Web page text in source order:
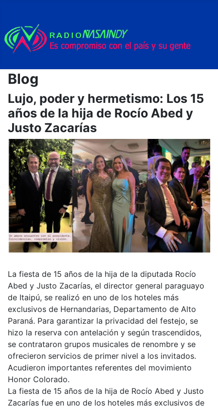
Blog
Lujo, poder y hermetismo: Los 15
años de la hija de Rocío Abed y
Justo Zacarías
La fiesta de 15 años de la hija de la diputada Rocío
Abed y Justo Zacarías, el director general paraguayo
de Itaipú, se realizó en uno de los hoteles más
exclusivos de Hernandarias, Departamento de Alto
Paraná. Para garantizar la privacidad del festejo, se
hizo la reserva con antelación y según trascendidos,
se contrataron grupos musicales de renombre y se
ofrecieron servicios de primer nivel a los invitados.
Acudieron importantes referentes del movimiento
Honor Colorado.
La fiesta de 15 años de la hija de Rocío Abed y Justo
Zacarías fue en uno de los hoteles más exclusivos de